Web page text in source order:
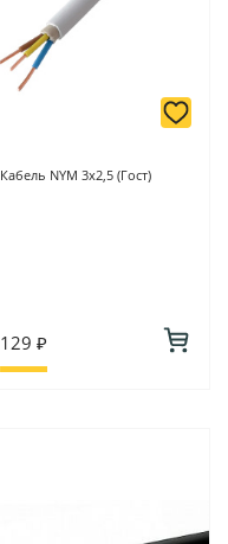
Кабель NYM 3х2,5 (Гост)
129 ₽